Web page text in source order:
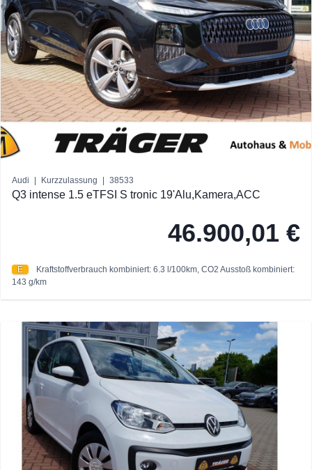
Audi Kurzzulassung 38533
Q3 intense 1.5 eTFSI S tronic 19'Alu,Kamera,ACC
46.900,01 €
E Kraftstoffverbrauch kombiniert: 6.3 l/100km, CO2 Ausstoß kombiniert:
143 g/km